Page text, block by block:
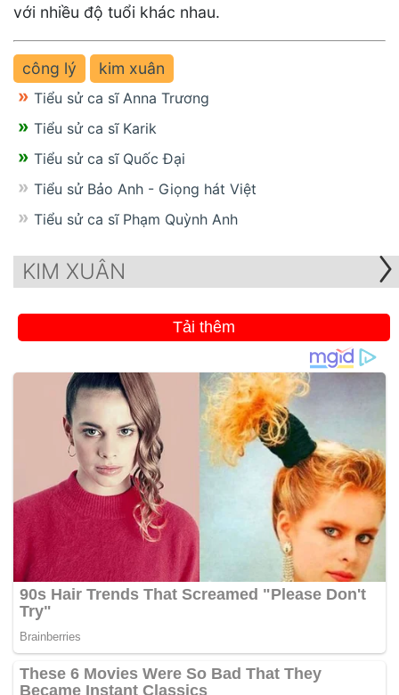
với nhiều độ tuổi khác nhau.
công lý kim xuân
Tiểu sử ca sĩ Anna Trương
Tiểu sử ca sĩ Karik
Tiểu sử ca sĩ Quốc Đại
Tiểu sử Bảo Anh - Giọng hát Việt
Tiểu sử ca sĩ Phạm Quỳnh Anh
KIM XUÂN
Tải thêm